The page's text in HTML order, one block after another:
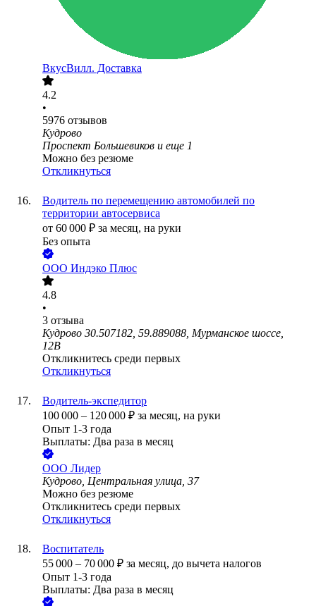
ВкусВилл. Доставка
4.2
•
5976 отзывов
Кудрово
Проспект Большевиков и еще 1
Можно без резюме
Откликнуться
Водитель по перемещению автомобилей по
территории автосервиса
от 60 000 ₽ за месяц, на руки
Без опыта
ООО Индэко Плюс
4.8
•
3 отзыва
Кудрово 30.507182, 59.889088, Мурманское шоссе,
12В
Откликнитесь среди первых
Откликнуться
Водитель-экспедитор
100 000 – 120 000 ₽ за месяц, на руки
Опыт 1-3 года
Выплаты: Два раза в месяц
ООО Лидер
Кудрово, Центральная улица, 37
Можно без резюме
Откликнитесь среди первых
Откликнуться
Воспитатель
55 000 – 70 000 ₽ за месяц, до вычета налогов
Опыт 1-3 года
Выплаты: Два раза в месяц